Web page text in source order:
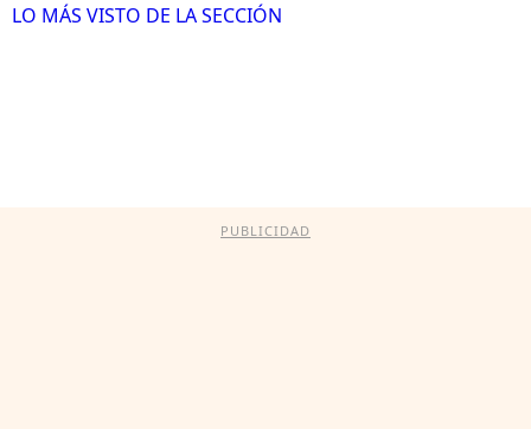
LO MÁS VISTO DE LA SECCIÓN
PUBLICIDAD